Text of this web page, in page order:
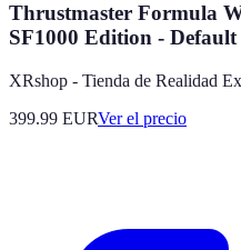
Thrustmaster Formula
SF1000 Edition -
XRshop - Tienda de Realidad
399.99 EURVer el precio